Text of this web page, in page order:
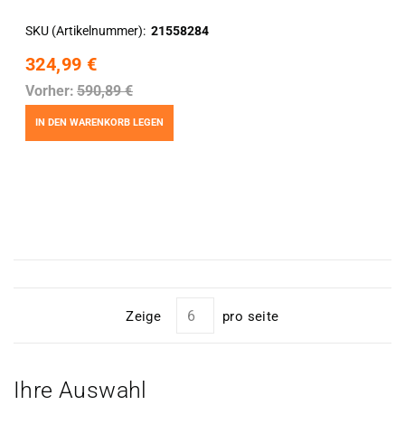
SKU (Artikelnummer) 21558284
324,99 €
Vorher: 590,89 €
IN DEN WARENKORB LEGEN
Zeige pro seite
Ihre Auswahl